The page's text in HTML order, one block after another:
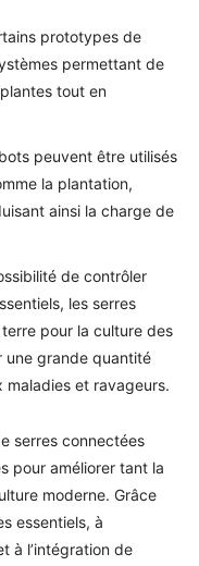
prototypes de
permettant de
tout en
peuvent être utilisés
la plantation,
ainsi la charge de
de contrôler
les serres
pour la culture des
une grande quantité
maladies et ravageurs.
serres connectées
pour améliorer tant la
moderne. Grâce
essentiels, à
à l’intégration de